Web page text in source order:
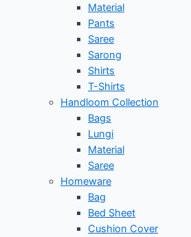
Material
Pants
Saree
Sarong
Shirts
T-Shirts
Handloom Collection
Bags
Lungi
Material
Saree
Homeware
Bag
Bed Sheet
Cushion Cover